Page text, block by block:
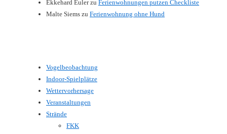
Ekkehard Eulerzu Ferienwohnungen putzen Checkliste
Malte Siems zu Ferienwohnung ohne Hund
Vogelbeobachtung
Indoor-Spielplätze
Wettervorhersage
Veranstaltungen
Strände
FKK